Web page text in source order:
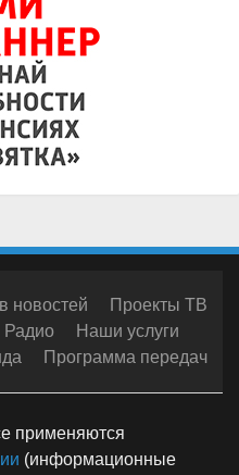
новостей
Проекты ТВ
Радио
Наши услуги
Программа передач
применяются
(информационные